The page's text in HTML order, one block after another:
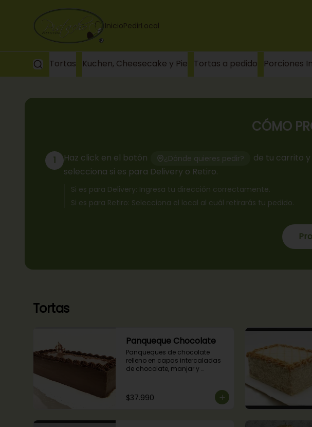
InicioPedirLocal
Tortas Kuchen, Cheesecake y Pie Tortas a pedido Porciones
CÓMO
1 Haz click en el botón ¿Dónde quieres pedir?
de tu carrito y
selecciona si es para Delivery o Retiro.
Si es para Delivery: Ingresa tu dirección correctamente.
Si es para Retiro: Selecciona el local al cuál retirarás tu pedido.
Tortas
Panqueque Chocolate
Panqueques de chocolate
relleno en capas intercaladas
de chocolate, manjar y
$37.990